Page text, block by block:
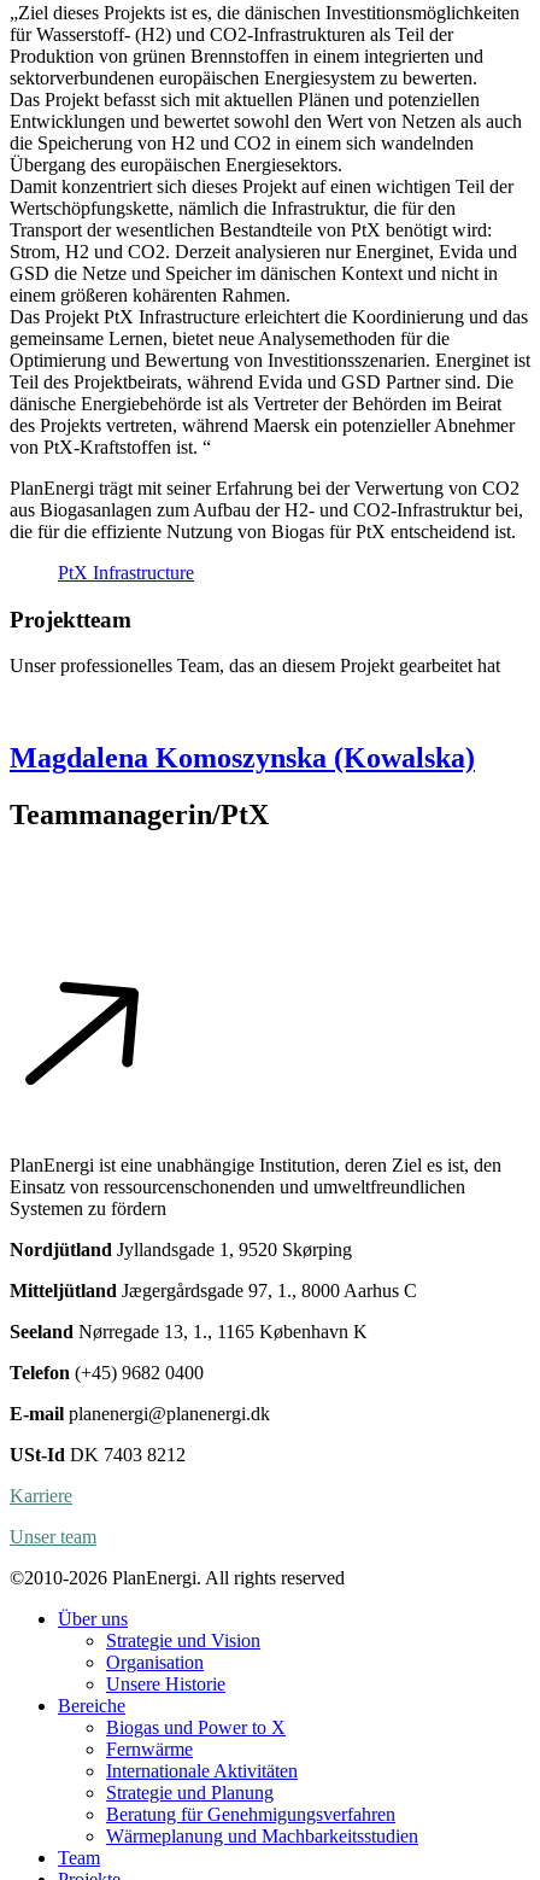
„Ziel dieses Projekts ist es, die dänischen Investitionsmöglichkeiten
für Wasserstoff- (H2) und CO2-Infrastrukturen als Teil der
Produktion von grünen Brennstoffen in einem integrierten und
sektorverbundenen europäischen Energiesystem zu bewerten.
Das Projekt befasst sich mit aktuellen Plänen und potenziellen
Entwicklungen und bewertet sowohl den Wert von Netzen als auch
die Speicherung von H2 und CO2 in einem sich wandelnden
Übergang des europäischen Energiesektors.
Damit konzentriert sich dieses Projekt auf einen wichtigen Teil der
Wertschöpfungskette, nämlich die Infrastruktur, die für den
Transport der wesentlichen Bestandteile von PtX benötigt wird:
Strom, H2 und CO2. Derzeit analysieren nur Energinet, Evida und
GSD die Netze und Speicher im dänischen Kontext und nicht in
einem größeren kohärenten Rahmen.
Das Projekt PtX Infrastructure erleichtert die Koordinierung und das
gemeinsame Lernen, bietet neue Analysemethoden für die
Optimierung und Bewertung von Investitionsszenarien. Energinet ist
Teil des Projektbeirats, während Evida und GSD Partner sind. Die
dänische Energiebehörde ist als Vertreter der Behörden im Beirat
des Projekts vertreten, während Maersk ein potenzieller Abnehmer
von PtX-Kraftstoffen ist. “
PlanEnergi trägt mit seiner Erfahrung bei der Verwertung von CO2
aus Biogasanlagen zum Aufbau der H2- und CO2-Infrastruktur bei,
die für die effiziente Nutzung von Biogas für PtX entscheidend ist.
PtX Infrastructure
Projektteam
Unser professionelles Team, das an diesem Projekt gearbeitet hat
Magdalena Komoszynska (Kowalska)
Teammanagerin/PtX
PlanEnergi ist eine unabhängige Institution, deren Ziel es ist, den
Einsatz von ressourcenschonenden und umweltfreundlichen
Systemen zu fördern
Nordjütland Jyllandsgade 1, 9520 Skørping
Mitteljütland Jægergårdsgade 97, 1., 8000 Aarhus C
Seeland Nørregade 13, 1., 1165 København K
Telefon (+45) 9682 0400
E-mail planenergi@planenergi.dk
USt-Id DK 7403 8212
Karriere
Unser team
©2010-2026 PlanEnergi. All rights reserved
Über uns
Strategie und Vision
Organisation
Unsere Historie
Bereiche
Biogas und Power to X
Fernwärme
Internationale Aktivitäten
Strategie und Planung
Beratung für Genehmigungsverfahren
Wärmeplanung und Machbarkeitsstudien
Team